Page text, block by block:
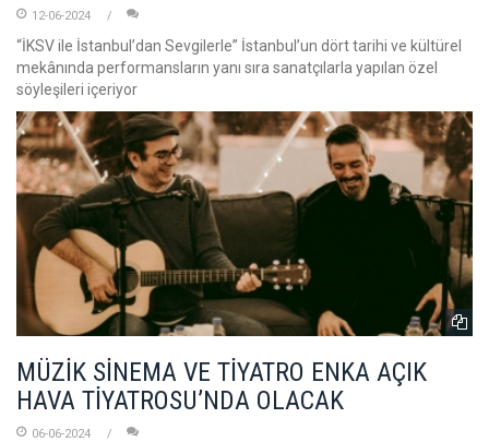
12-06-2024
“İKSV ile İstanbul’dan Sevgilerle” İstanbul’un dört tarihi ve kültürel
mekânında performansların yanı sıra sanatçılarla yapılan özel
söyleşileri içeriyor
MÜZİK SİNEMA VE TİYATRO ENKA AÇIK
HAVA TİYATROSU’NDA OLACAK
06-06-2024